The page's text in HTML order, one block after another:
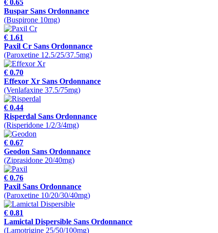
€ 0.65
Buspar Sans Ordonnance
(Buspirone 10mg)
€ 1.61
Paxil Cr Sans Ordonnance
(Paroxetine 12.5/25/37.5mg)
€ 0.70
Effexor Xr Sans Ordonnance
(Venlafaxine 37.5/75mg)
€ 0.44
Risperdal Sans Ordonnance
(Risperidone 1/2/3/4mg)
€ 0.67
Geodon Sans Ordonnance
(Ziprasidone 20/40mg)
€ 0.76
Paxil Sans Ordonnance
(Paroxetine 10/20/30/40mg)
€ 0.81
Lamictal Dispersible Sans Ordonnance
(Lamotrigine 25/50/100mg)